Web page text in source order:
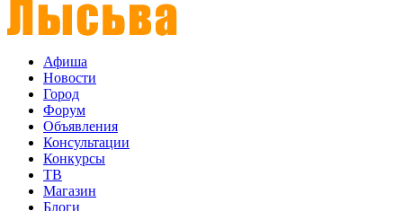
Афиша
Новости
Город
Форум
Объявления
Консультации
Конкурсы
ТВ
Магазин
Блоги